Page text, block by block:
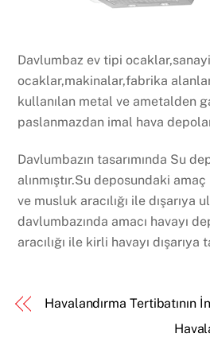
Davlumbaz ev tipi
ocaklar,makinalar,fabrika
kullanılan metal ve ametalden
paslanmazdan imal hava
Davlumbazın tasarımında Su
alınmıştır.Su deposundaki
ve musluk aracılığı ile dışarıya
davlumbazında amacı havayı
aracılığı ile kirli havayı dışarıya
Havalandırma Tertibatının